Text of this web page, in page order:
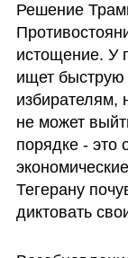
Решение
истощение. У
ищет быструю
избирателям,
не может
порядке - это
Тегерану
диктовать